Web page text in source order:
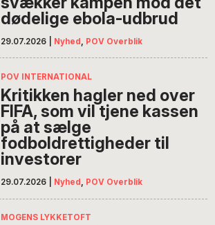
dødelige ebola-udbrud
29.07.2026 Nyhed POV Overblik
POV INTERNATIONAL
Kritikken hagler ned over
FIFA, som vil tjene kassen
på at sælge
fodboldrettigheder til
investorer
29.07.2026 Nyhed , POV Overblik
MOGENS LYKKETOFT